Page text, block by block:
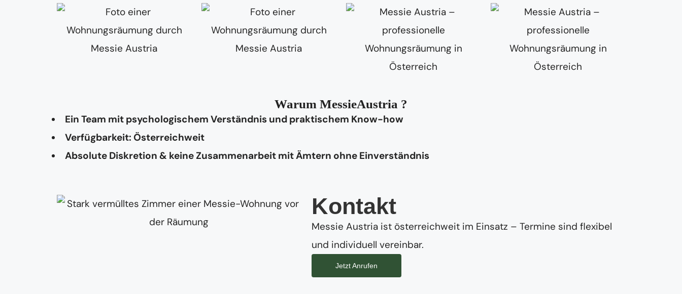
Warum MessieAustria ?
Ein Team mit psychologischem Verständnis und praktischem Know-how
Verfügbarkeit: Österreichweit
Absolute Diskretion & keine Zusammenarbeit mit Ämtern ohne Einverständnis
Kontakt
Messie Austria ist österreichweit im Einsatz – Termine sind flexibel
und individuell vereinbar.
Jetzt Anrufen